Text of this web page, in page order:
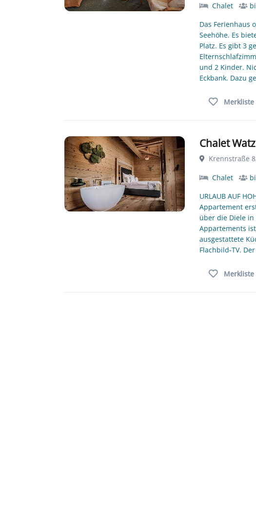
Chalet
Das Ferienhaus
Seehöhe. Es
Platz. Es gibt 3
und 2 Kinder.
Eckbank. Dazu
Merkliste
Chalet
Krennstraße
Chalet
URLAUB AUF
Appartement
über die Diele in
Appartements
ausgestattete
Flachbild-TV.
Merkliste